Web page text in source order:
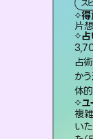
ス
得
片
占
か
体
複
い